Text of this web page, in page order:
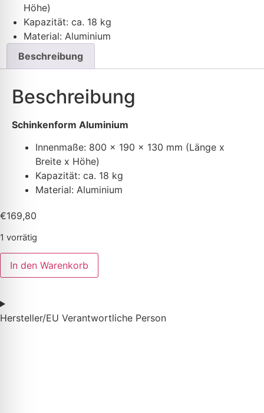
Höhe)
Kapazität: ca. 18 kg
Material: Aluminium
Beschreibung
Beschreibung
Schinkenform Aluminium
Innenmaße: 800 x 190 x 130 mm (Länge x
Breite x Höhe)
Kapazität: ca. 18 kg
Material: Aluminium
€169,80
1 vorrätig
In den Warenkorb
Hersteller/EU Verantwortliche Person